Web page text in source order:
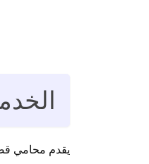
يقدم محامي